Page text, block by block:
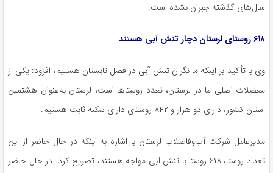
سال‌های گذشته جبران نشده است.
۶۱۸ روستای لرستان دچار تنش آبی هستند
وی با تأکید بر اینکه ما نگران تنش آبی در فصل تابستان هستیم، افزود: یکی از
معضلات اصلی ما در لرستان، تعدد روستاها است، لرستان به‌عنوان هشتمین
استان کشور، دارای دو هزار و ۸۴۲ روستای دارای سکنه ثابت هستیم.
مدیرعامل شرکت آب‌وفاضلاب لرستان با اشاره به اینکه در حال حاضر از این
تعداد روستا، ۶۱۸ روستا با تنش آبی مواجه هستند، تصریح کرد: در حال حاضر